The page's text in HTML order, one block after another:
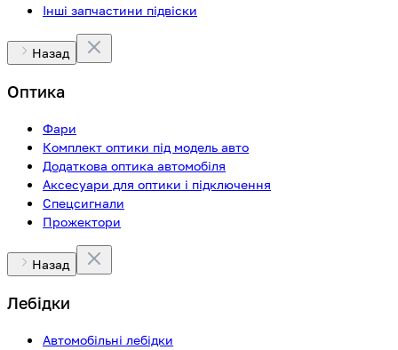
Інші запчастини підвіски
Назад
Оптика
Фари
Комплект оптики під модель авто
Додаткова оптика автомобіля
Аксесуари для оптики і підключення
Спецсигнали
Прожектори
Назад
Лебідки
Автомобільні лебідки